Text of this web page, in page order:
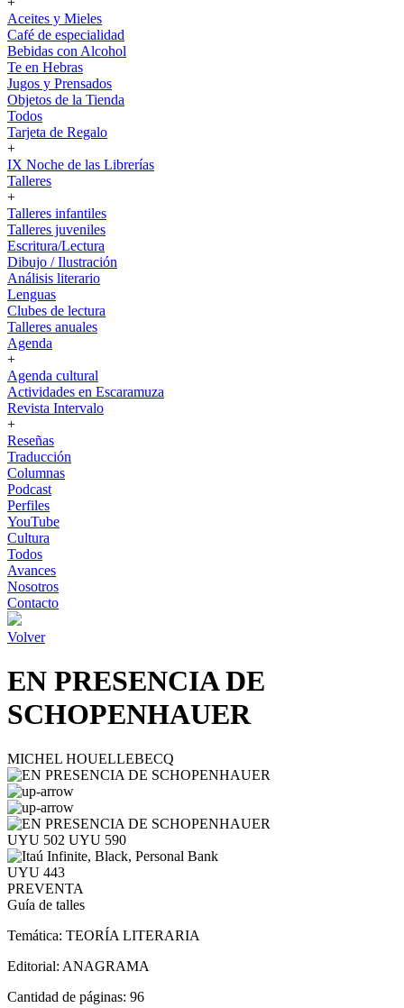
Aceites y Mieles
Café de especialidad
Bebidas con Alcohol
Te en Hebras
Jugos y Prensados
Objetos de la Tienda
Todos
Tarjeta de Regalo
+
IX Noche de las Librerías
Talleres
+
Talleres infantiles
Talleres juveniles
Escritura/Lectura
Dibujo / Ilustración
Análisis literario
Lenguas
Clubes de lectura
Talleres anuales
Agenda
+
Agenda cultural
Actividades en Escaramuza
Revista Intervalo
+
Reseñas
Traducción
Columnas
Podcast
Perfiles
YouTube
Cultura
Todos
Avances
Nosotros
Contacto
Volver
EN PRESENCIA DE
SCHOPENHAUER
MICHEL HOUELLEBECQ
UYU 502 UYU 590
UYU 443
PREVENTA
Guía de talles
Temática: TEORÍA LITERARIA
Editorial: ANAGRAMA
Cantidad de páginas: 96